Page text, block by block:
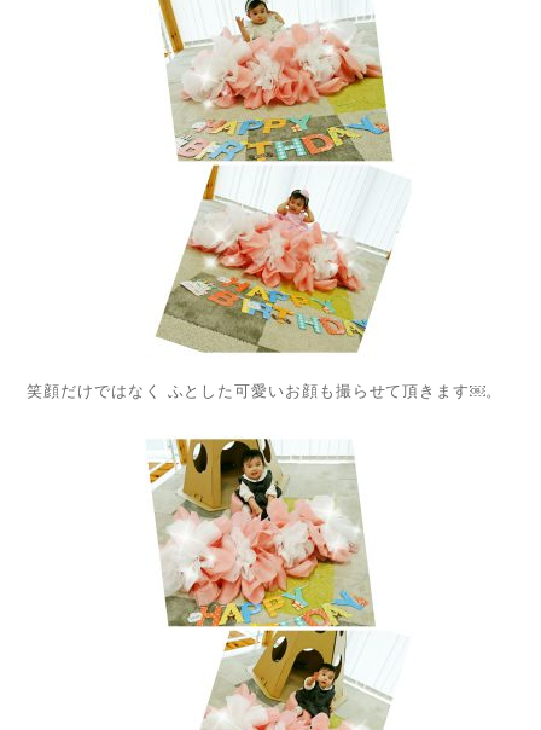
笑顔だけではなく ふとした可愛いお顔も撮らせて頂きます￼。